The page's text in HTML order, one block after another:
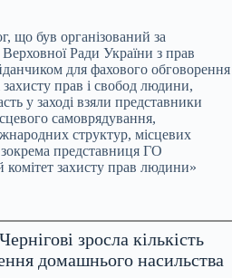
що був організований за
Ради України з прав
для фахового обговорення
прав і свобод людини,
у заході взяли представники
самоврядування,
структур, місцевих
представниця ГО
комітет захисту прав людини»
зросла кількість
домашнього насильства